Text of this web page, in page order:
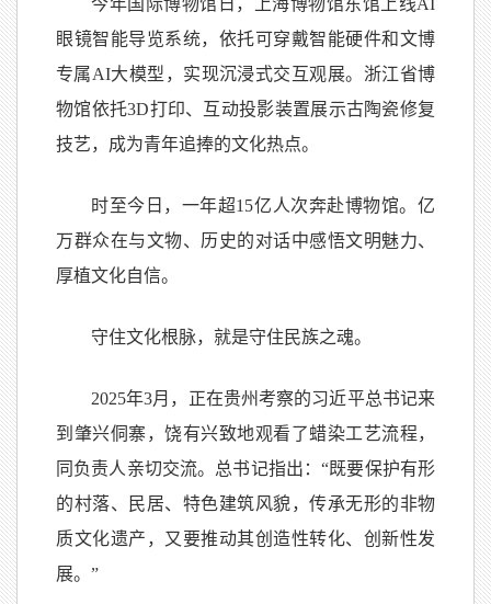
眼镜智能导览系统，依托可穿戴智能硬件和文博
专属AI大模型，实现沉浸式交互观展。浙江省博
物馆依托3D打印、互动投影装置展示古陶瓷修复
技艺，成为青年追捧的文化热点。
时至今日，一年超15亿人次奔赴博物馆。亿
万群众在与文物、历史的对话中感悟文明魅力、
厚植文化自信。
守住文化根脉，就是守住民族之魂。
2025年3月，正在贵州考察的习近平总书记来
到肇兴侗寨，饶有兴致地观看了蜡染工艺流程，
同负责人亲切交流。总书记指出：“既要保护有形
的村落、民居、特色建筑风貌，传承无形的非物
质文化遗产，又要推动其创造性转化、创新性发
展。”